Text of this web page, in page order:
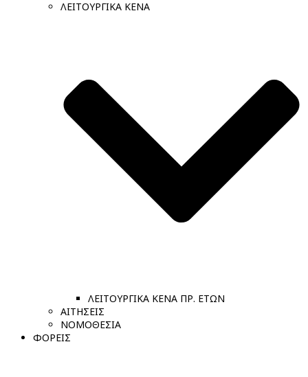
ΛΕΙΤΟΥΡΓΙΚΑ ΚΕΝΑ
ΛΕΙΤΟΥΡΓΙΚΑ ΚΕΝΑ ΠΡ. ΕΤΩΝ
ΑΙΤΗΣΕΙΣ
ΝΟΜΟΘΕΣΙΑ
ΦΟΡΕΙΣ